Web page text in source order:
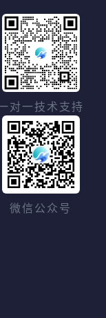
对一技术支持
微信公众号